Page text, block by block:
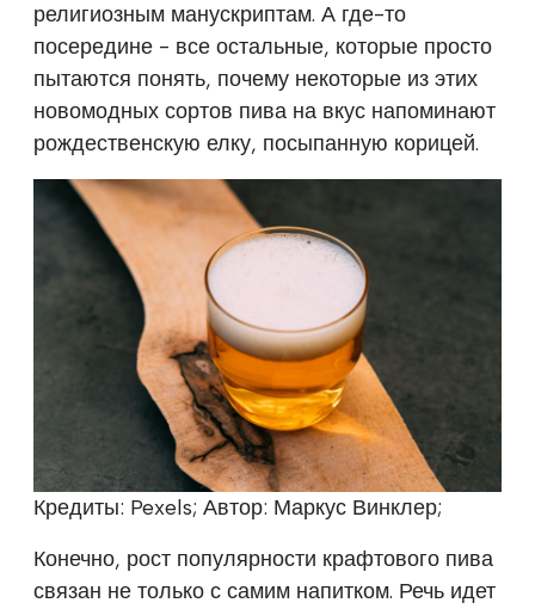
религиозным манускриптам. А где-то
посередине - все остальные, которые просто
пытаются понять, почему некоторые из этих
новомодных сортов пива на вкус напоминают
рождественскую елку, посыпанную корицей.
Кредиты: Pexels; Автор: Маркус Винклер;
Конечно, рост популярности крафтового пива
связан не только с самим напитком. Речь идет